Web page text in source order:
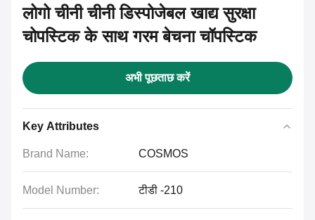
लोगो चीनी चीनी डिस्पोजेबल खाद्य सुरक्षा
चोपस्टिक के साथ गरम बेचना चॉपस्टिक
अभी पूछताछ करें
Key Attributes
Brand Name: COSMOS
Model Number: टीडी -210